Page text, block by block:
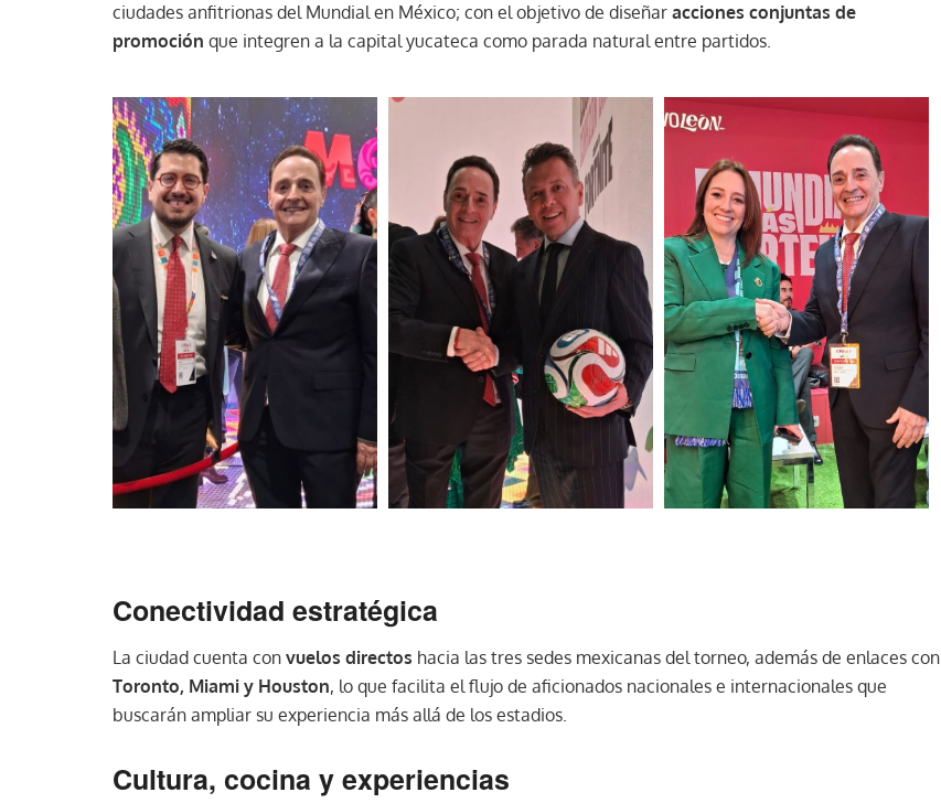
ciudades anfitrionas del Mundial en México; con el objetivo de diseñar acciones conjuntas de
promoción que integren a la capital yucateca como parada natural entre partidos.
Conectividad estratégica
La ciudad cuenta con vuelos directos hacia las tres sedes mexicanas del torneo, además de enlaces con
Toronto, Miami y Houston, lo que facilita el flujo de aficionados nacionales e internacionales que
buscarán ampliar su experiencia más allá de los estadios.
Cultura, cocina y experiencias